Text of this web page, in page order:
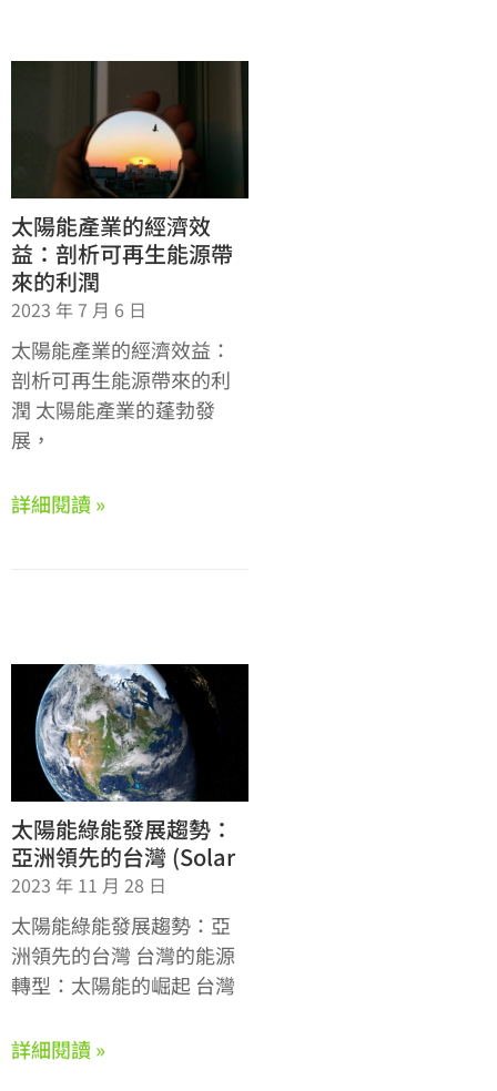
太陽能產業的經濟效
益：剖析可再生能源帶
來的利潤
2023 年 7 月 6 日
太陽能產業的經濟效益：
剖析可再生能源帶來的利
潤 太陽能產業的蓬勃發
展，
詳細閱讀 »
太陽能綠能發展趨勢：
亞洲領先的台灣 (Solar
2023 年 11 月 28 日
太陽能綠能發展趨勢：亞
洲領先的台灣 台灣的能源
轉型：太陽能的崛起 台灣
詳細閱讀 »